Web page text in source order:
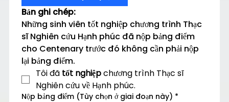
Bản ghi chép:
Những sinh viên tốt nghiệp chương trình Thạc
sĩ Nghiên cứu Hạnh phúc đã nộp bảng điểm
cho Centenary trước đó không cần phải nộp
lại bảng điểm.
Tôi đã tốt nghiệp chương trình Thạc sĩ
Nghiên cứu về Hạnh phúc.
Nộp bảng điểm (Tùy chọn ở giai đoạn này) *